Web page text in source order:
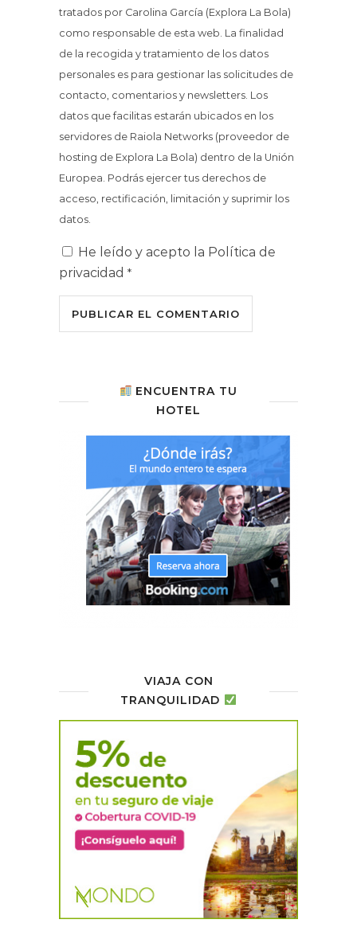
tratados por Carolina García (Explora La Bola)
como responsable de esta web. La finalidad
de la recogida y tratamiento de los datos
personales es para gestionar las solicitudes de
contacto, comentarios y newsletters. Los
datos que facilitas estarán ubicados en los
servidores de Raiola Networks (proveedor de
hosting de Explora La Bola) dentro de la Unión
Europea. Podrás ejercer tus derechos de
acceso, rectificación, limitación y suprimir los
datos.
He leído y acepto la Política de
privacidad *
ENCUENTRA TU
HOTEL
VIAJA CON
TRANQUILIDAD